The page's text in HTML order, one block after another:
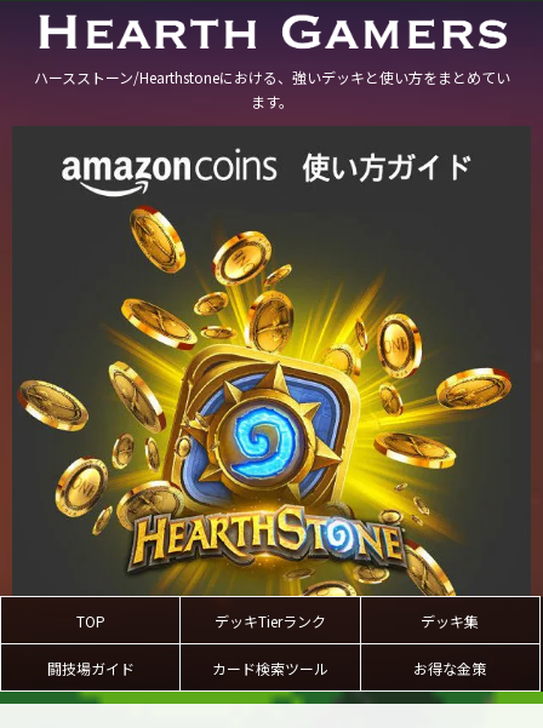
ハースストーン/Hearthstoneにおける、強いデッキと使い方をまとめてい
ます。
TOP デッキTierランク デッキ集
闘技場ガイド カード検索ツール お得な金策